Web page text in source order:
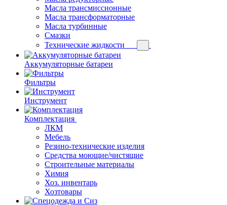
Масла трансмиссионные
Масла трансформаторные
Масла турбинные
Смазки
Технические жидкости
Аккумуляторные батареи
Фильтры
Инструмент
Комплектация
ЛКМ
Мебель
Резино-технические изделия
Средства моющие/чистящие
Строительные материалы
Химия
Хоз. инвентарь
Хозтовары